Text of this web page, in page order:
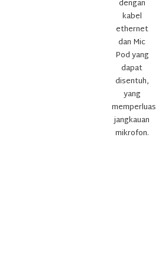
dengan
kabel
ethernet
dan Mic
Pod yang
dapat
disentuh,
yang
memperluas
jangkauan
mikrofon.